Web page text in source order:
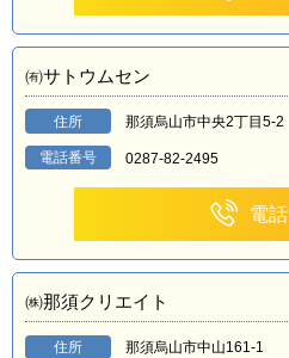
㈲サトウムセン
住所 那須烏山市中央2丁目5-2
電話番号 0287-82-2495
電
㈱那須クリエイト
住所 那須烏山市中山161-1